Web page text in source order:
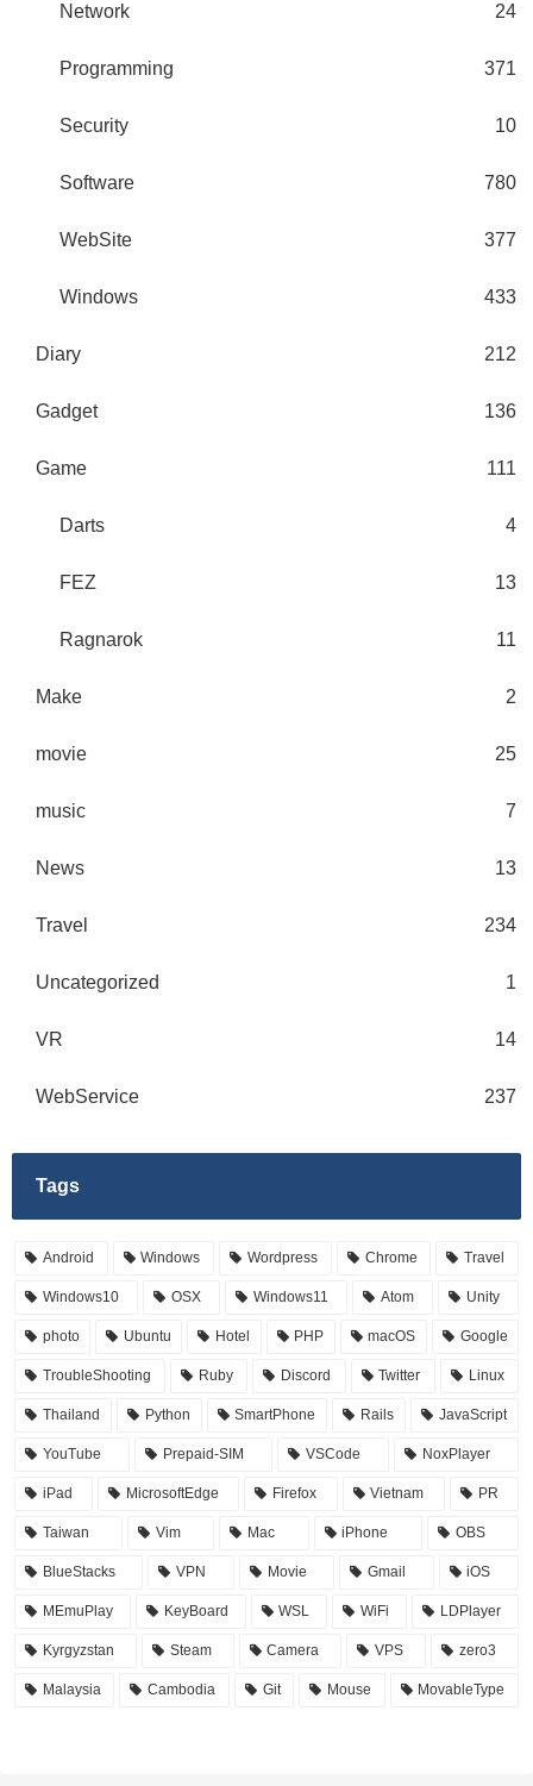
Network 24
Programming 371
Security 10
Software 780
WebSite 377
Windows 433
Diary 212
Gadget 136
Game 111
Darts 4
FEZ 13
Ragnarok 11
Make 2
movie 25
music 7
News 13
Travel 234
Uncategorized 1
VR 14
WebService 237
Tags
Android Windows Wordpress Chrome Travel
Windows10 OSX Windows11 Atom Unity
photo Ubuntu Hotel PHP macOS Google
TroubleShooting Ruby Discord Twitter Linux
Thailand Python SmartPhone Rails JavaScript
YouTube Prepaid-SIM VSCode NoxPlayer
iPad MicrosoftEdge Firefox Vietnam PR
Taiwan Vim Mac iPhone OBS
BlueStacks VPN Movie Gmail iOS
MEmuPlay KeyBoard WSL WiFi LDPlayer
Kyrgyzstan Steam Camera VPS zero3
Malaysia Cambodia Git Mouse MovableType